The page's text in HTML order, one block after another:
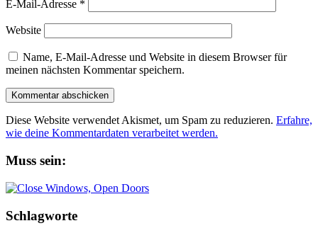
E-Mail-Adresse *
Website
Name, E-Mail-Adresse und Website in diesem Browser für
meinen nächsten Kommentar speichern.
Diese Website verwendet Akismet, um Spam zu reduzieren. Erfahre,
wie deine Kommentardaten verarbeitet werden.
Muss sein:
Schlagworte